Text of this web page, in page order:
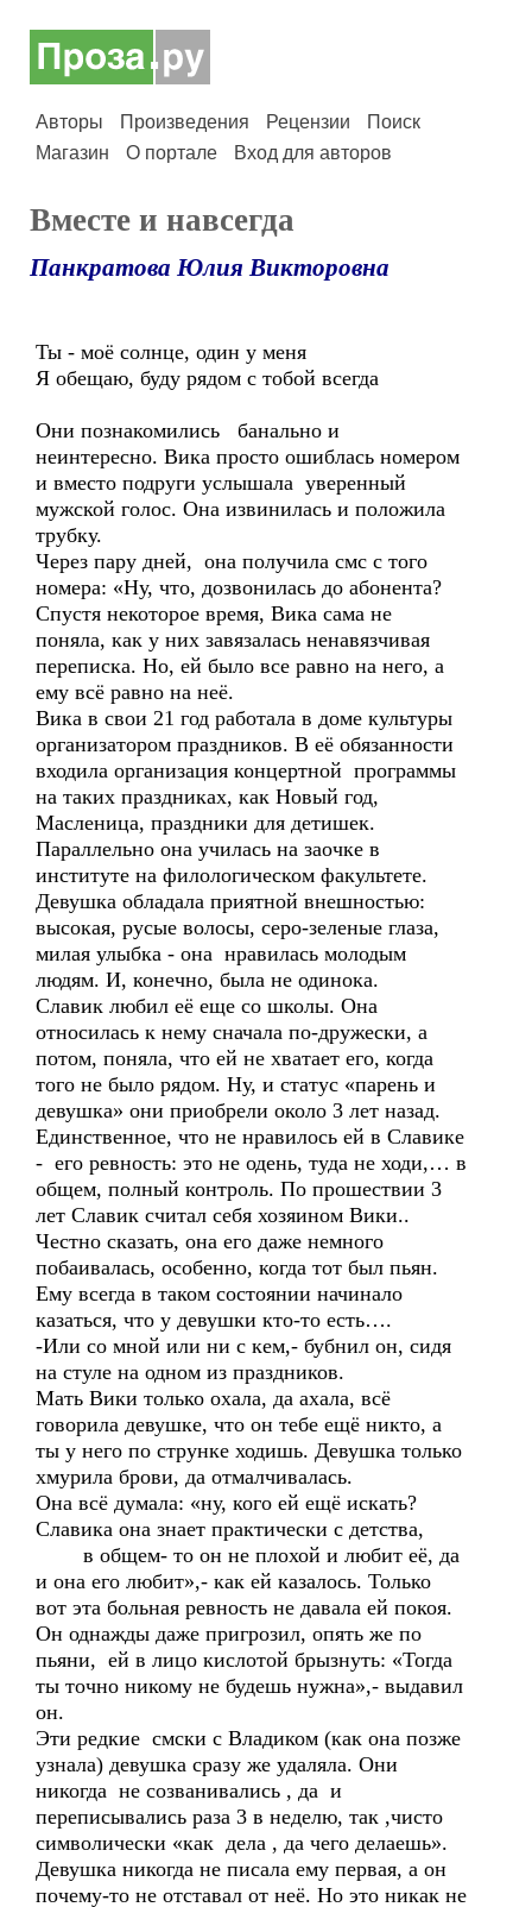
Авторы Произведения Рецензии
Поиск
Магазин
О портале Вход для авторов
Вместе и навсегда
Панкратова Юлия Викторовна
Ты - моё солнце, один у меня
Я обещаю, буду рядом с тобой всегда
Они познакомились банально и
неинтересно. Вика просто ошиблась номером
и вместо подруги услышала уверенный
мужской голос. Она извинилась и положила
трубку.
Через пару дней, она получила смс с того
номера: «Ну, что, дозвонилась до абонента?
Спустя некоторое время, Вика сама не
поняла, как у них завязалась ненавязчивая
переписка. Но, ей было все равно на него, а
ему всё равно на неё.
Вика в свои 21 год работала в доме культуры
организатором праздников. В её обязанности
входила организация концертной программы
на таких праздниках, как Новый год,
Масленица, праздники для детишек.
Параллельно она училась на заочке в
институте на филологическом факультете.
Девушка обладала приятной внешностью:
высокая, русые волосы, серо-зеленые глаза,
милая улыбка - она нравилась молодым
людям. И, конечно, была не одинока.
Славик любил её еще со школы. Она
относилась к нему сначала по-дружески, а
потом, поняла, что ей не хватает его, когда
того не было рядом. Ну, и статус «парень и
девушка» они приобрели около 3 лет назад.
Единственное, что не нравилось ей в Славике
- его ревность: это не одень, туда не ходи,… в
общем, полный контроль. По прошествии 3
лет Славик считал себя хозяином Вики..
Честно сказать, она его даже немного
побаивалась, особенно, когда тот был пьян.
Ему всегда в таком состоянии начинало
казаться, что у девушки кто-то есть….
-Или со мной или ни с кем,- бубнил он, сидя
на стуле на одном из праздников.
Мать Вики только охала, да ахала, всё
говорила девушке, что он тебе ещё никто, а
ты у него по струнке ходишь. Девушка только
хмурила брови, да отмалчивалась.
Она всё думала: «ну, кого ей ещё искать?
Славика она знает практически с детства,
в общем- то он не плохой и любит её, да
и она его любит»,- как ей казалось. Только
вот эта больная ревность не давала ей покоя.
Он однажды даже пригрозил, опять же по
пьяни, ей в лицо кислотой брызнуть: «Тогда
ты точно никому не будешь нужна»,- выдавил
он.
Эти редкие смски с Владиком (как она позже
узнала) девушка сразу же удаляла. Они
никогда не созванивались , да и
переписывались раза 3 в неделю, так ,чисто
символически «как дела , да чего делаешь».
Девушка никогда не писала ему первая, а он
почему-то не отставал от неё. Но это никак не